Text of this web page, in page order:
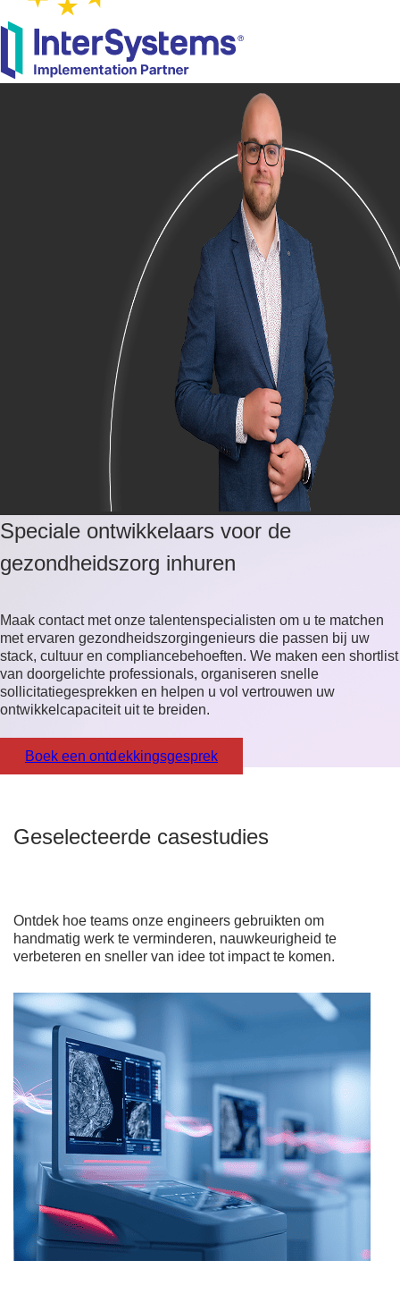
Speciale ontwikkelaars voor de
gezondheidszorg inhuren
Maak contact met onze talentenspecialisten om u te matchen
met ervaren gezondheidszorgingenieurs die passen bij uw
stack, cultuur en compliancebehoeften. We maken een shortlist
van doorgelichte professionals, organiseren snelle
sollicitatiegesprekken en helpen u vol vertrouwen uw
ontwikkelcapaciteit uit te breiden.
Boek een ontdekkingsgesprek
Geselecteerde casestudies
Ontdek hoe teams onze engineers gebruikten om
handmatig werk te verminderen, nauwkeurigheid te
verbeteren en sneller van idee tot impact te komen.